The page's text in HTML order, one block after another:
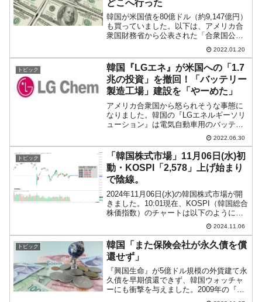
どこへ行った
韓国が米国債を80億ドル（約9,147億円）
も買っていました。以下は、アメリカ合
衆国財務省から公表された「合衆国公債
の主要ホルダーの保有金額」のデータで
す。2021年11月末時点で「1,334億ド
ル」（約15兆2,970億円）で「10月：1...
2022.01.20
トピック
韓国『LGエネ』が米国への「1.7
兆の投資」を撤回！「バッテリー
製造工場」建設を「やーめた」
アメリカ合衆国から怒られそうな事態に
なりました。韓国の『LGエネルギーソリ
ューション』は電気自動車用のバッテリ
ー製造で有名です。文在寅前大統領が
「K-バッテリー」と誇りましたが、それ
を代表する企業。もともと『LG化学』の
一部門だったのですが...
2022.06.30
トピック
「韓国株式市場」11月06日(水)初
動・KOSPI「2,578」上げ始まり
で陰線。
2024年11月06日(水)の韓国株式市場が開
きました。10:01現在、KOSPI（韓国総合
株価指数）のチャートは以下のようにな
『Investing.com』より引用）。上げて始
まりましたが、現在のところ陰線。
KOSP...
2024.11.06
トピック
韓国「また保険会社が永久債を償
還せず」
『興国生命』が5億ドル規模の外貨建て永
久債を早期償還できず、韓国ウォッチャ
ーにも衝撃を与えました。2009年の『ウ
リィ銀行』永久債以来のコールスキップ